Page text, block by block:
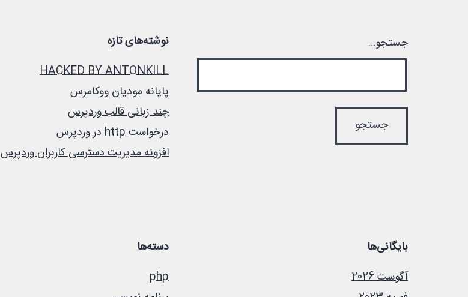
جستجو…
نوشته‌های تازه
HACKED BY ANTONKILL
پایانه مودیان ووکامرس
چند زبانی قالب وردپرس
درخواست http در وردپرس
افزونه مدیریت دسترسی کاربران وردپرس
بایگانی‌ها
آگوست 2026
دسته‌ها
php